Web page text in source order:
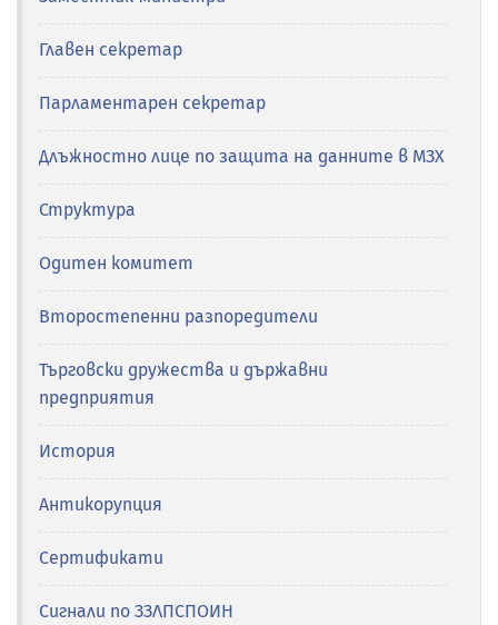
Главен секретар
Парламентарен секретар
Длъжностно лице по защита на данните в МЗХ
Структура
Одитен комитет
Второстепенни разпоредители
Търговски дружества и държавни
предприятия
История
Антикорупция
Сертификати
Сигнали по ЗЗЛПСПОИН